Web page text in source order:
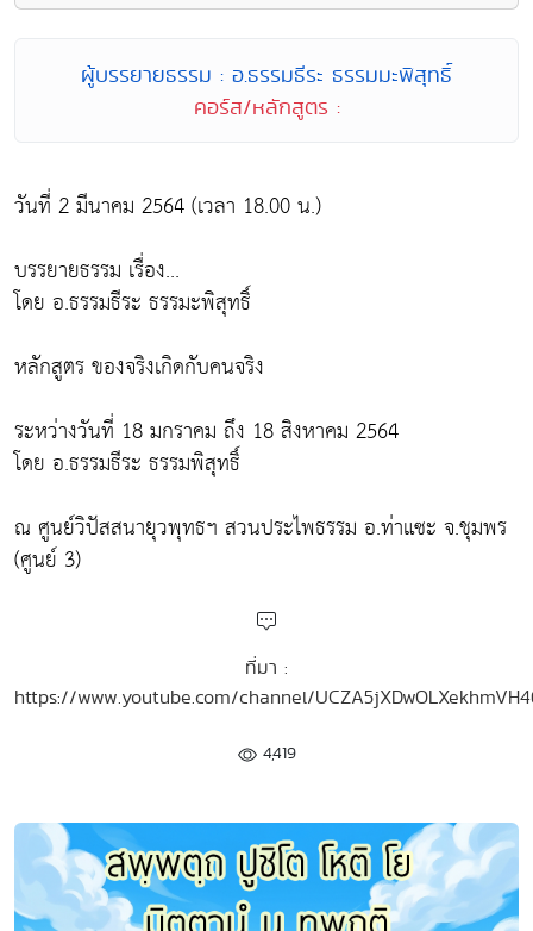
ผู้บรรยายธรรม : อ.ธรรมธีระ ธรรมมะพิสุทธิ์
คอร์ส/หลักสูตร :
วันที่ 2 มีนาคม 2564 (เวลา 18.00 น.)
บรรยายธรรม เรื่อง...
โดย อ.ธรรมธีระ ธรรมะพิสุทธิ์
หลักสูตร ของจริงเกิดกับคนจริง
ระหว่างวันที่ 18 มกราคม ถึง 18 สิงหาคม 2564
โดย อ.ธรรมธีระ ธรรมพิสุทธิ์
ณ ศูนย์วิปัสสนายุวพุทธฯ สวนประไพธรรม อ.ท่าแซะ จ.ชุมพร
(ศูนย์ 3)
ที่มา :
https://www.youtube.com/channel/
4,419